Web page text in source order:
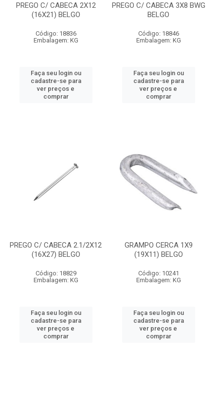
PREGO C/ CABECA 2X12
(16X21) BELGO
Código: 18836
Embalagem: KG
Faça seu login ou
cadastre-se para
ver preços e
comprar
PREGO C/ CABECA 3X8 BWG
BELGO
Código: 18846
Embalagem: KG
Faça seu login ou
cadastre-se para
ver preços e
comprar
PREGO C/ CABECA 2.1/2X12
(16X27) BELGO
Código: 18829
Embalagem: KG
Faça seu login ou
cadastre-se para
ver preços e
comprar
GRAMPO CERCA 1X9
(19X11) BELGO
Código: 10241
Embalagem: KG
Faça seu login ou
cadastre-se para
ver preços e
comprar